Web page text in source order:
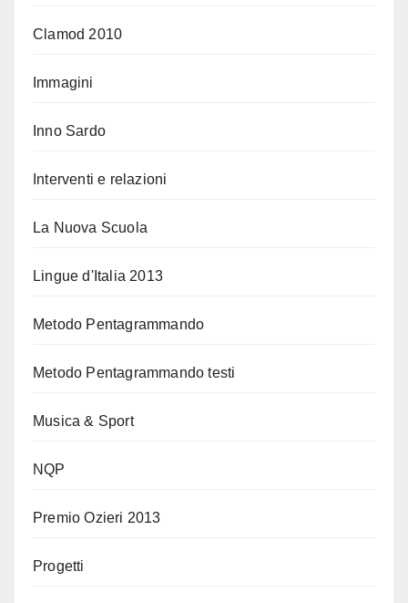
Clamod 2010
Immagini
Inno Sardo
Interventi e relazioni
La Nuova Scuola
Lingue d'Italia 2013
Metodo Pentagrammando
Metodo Pentagrammando testi
Musica & Sport
NQP
Premio Ozieri 2013
Progetti